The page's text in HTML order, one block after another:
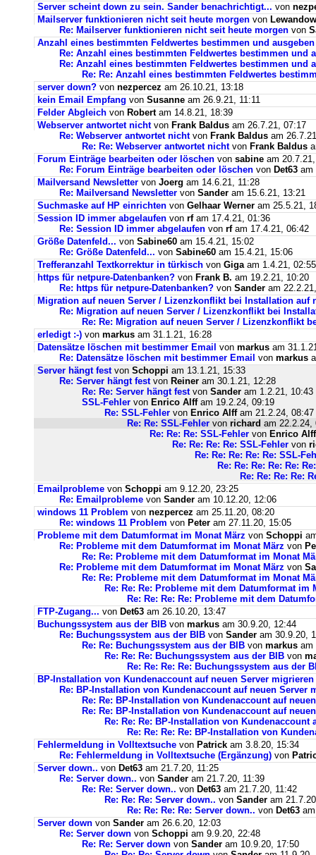
Server scheint down zu sein. Sander benachrichtigt... von
Mailserver funktionieren nicht seit heute morgen von
Re: Mailserver funktionieren nicht seit heute morgen von
Anzahl eines bestimmten Feldwertes bestimmen und ausgeben
Re: Anzahl eines bestimmten Feldwertes bestimmen und
Re: Anzahl eines bestimmten Feldwertes bestimmen und
Re: Re: Anzahl eines bestimmten Feldwertes
server down? von nezpercez am 26.10.21, 13:18
kein Email Empfang von Susanne am 26.9.21, 11:11
Felder Abgleich von Robertam 14.8.21, 18:39
Webserver antwortet nichtvon Frank Baldus am 26.7.21, 07:17
Re: Webserver antwortet nichtvon Frank Baldus am
Re: Re: Webserver antwortet nichtvon Frank Baldus
Forum Einträge bearbeiten oder löschen von sabine am
Re: Forum Einträge bearbeiten oder löschen von Det63 am
Mailversand Newsletter von Joerg am 14.6.21, 11:28
Re: Mailversand Newsletter von Sander am 15.6.21, 13:21
Suchmaske auf HP einrichten von Gelhaar Werner am 25.5.21,
Session ID immer abgelaufen von rfam 17.4.21, 01:36
Re: Session ID immer abgelaufen von rfam 17.4.21, 06:42
Größe Datenfeld... von Sabine60 am 15.4.21, 15:02
Re: Größe Datenfeld... von Sabine60 am 15.4.21, 15:06
Trefferanzahl Textkorrektur in türkisch von Gigaam 1.4.21, 02:55
https für netpure-Datenbanken? von Frank B. am 19.2.21, 10:20
Re: https für netpure-Datenbanken? von Sander am
Migration auf neuen Server / Lizenzkonflikt bei Installation auf
Re: Migration auf neuen Server / Lizenzkonflikt bei
Re: Re: Migration auf neuen Server / Lizenzkonflikt
erledigt :-) von markus am 31.1.21, 16:28
Datensätze löschen mit bestimmer Email von markus am
Re: Datensätze löschen mit bestimmer Email von markus
Server hängt festvon Schoppi am 13.1.21, 15:33
Re: Server hängt festvon Reiner am 30.1.21, 12:28
Re: Re: Server hängt festvon Sander am 1.2.21, 10:43
SSL-Fehler von Enrico Alffam 19.2.24, 09:19
Re: SSL-Fehler von Enrico Alffam 21.2.24, 08:47
Re: Re: SSL-Fehler von richard am 22.2.24,
Re: Re: Re: SSL-Fehler von Enrico Alff
Re: Re: Re: Re: SSL-Fehler von
Re: Re: Re: Re: Re: SSL-
Re: Re: Re: Re: Re:
Re: Re: Re: Re:
Emailprobleme von Schoppi am 9.12.20, 23:25
Re: Emailprobleme von Sander am 10.12.20, 12:06
windows 11 Problem von nezpercez am 25.11.20, 08:20
Re: windows 11 Problem von Peter am 27.11.20, 15:05
Probleme mit dem Datumformat im Monat März von Schoppi
Re: Probleme mit dem Datumformat im Monat März von
Re: Re: Probleme mit dem Datumformat im Monat
Re: Probleme mit dem Datumformat im Monat März von
Re: Re: Probleme mit dem Datumformat im Monat
Re: Re: Re: Probleme mit dem Datumformat im
Re: Re: Re: Re: Probleme mit dem
FTP-Zugang... von Det63 am 26.10.20, 13:47
Buchungssystem aus der BIB von markus am 30.9.20, 12:44
Re: Buchungssystem aus der BIB von Sander am 30.9.20,
Re: Re: Buchungssystem aus der BIB von markus am
Re: Re: Re: Buchungssystem aus der BIB von
Re: Re: Re: Re: Buchungssystem aus der
BP-Installation von Kundenaccount auf neuen Server migrieren
Re: BP-Installation von Kundenaccount auf neuen Server
Re: Re: BP-Installation von Kundenaccount auf
Re: Re: BP-Installation von Kundenaccount auf
Re: Re: Re: BP-Installation von Kundenaccount
Re: Re: Re: Re: BP-Installation von
Fehlermeldung in Volltextsuche von Patrick am 3.8.20, 15:34
Re: Fehlermeldung in Volltextsuche (Ergänzung) von
Server down.. von Det63 am 21.7.20, 11:25
Re: Server down.. von Sander am 21.7.20, 11:39
Re: Re: Server down.. von Det63 am 21.7.20, 11:42
Re: Re: Re: Server down.. von Sander am
Re: Re: Re: Re: Server down.. von Det63
Server down von Sander am 26.6.20, 12:03
Re: Server down von Schoppi am 9.9.20, 22:48
Re: Re: Server down von Sander am 10.9.20, 17:50